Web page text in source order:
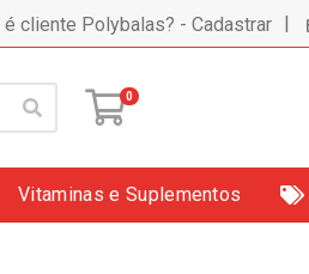
é cliente Polybalas? - Cadastrar |
0
Vitaminas e Suplementos